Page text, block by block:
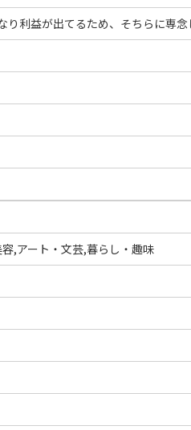
利益が出てるため、そちらに専
,アート・文芸,暮らし・趣味